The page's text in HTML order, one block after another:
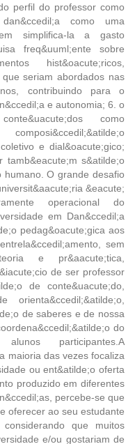
perfil do professor como
como uma
simplifica-la a gasto
freq&uuml;ente sobre
hist&oacute;ricos,
seriam abordados nas
contribuindo para o
e autonomia; 6. o
como
e dial&oacute;gico;
s&atilde;o
humano. O grande desafio
&eacute;
operacional do
em Dan&ccedil;a
pedag&oacute;gica aos
sem
e pr&aacute;tica,
de ser professor
de conte&uacute;do,
de saberes e de nossa
do
participantes.A
maioria das vezes focaliza
ou ent&atilde;o oferta
produzido em diferentes
percebe-se que
oferecer ao seu estudante
que muitos
e/ou gostariam de